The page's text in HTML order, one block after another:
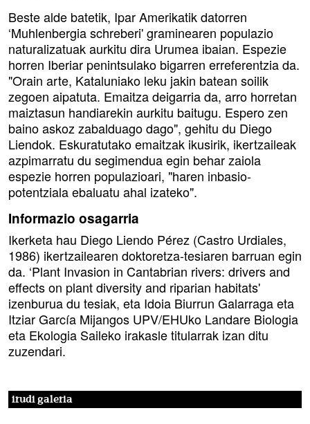
Beste alde batetik, Ipar Amerikatik datorren
‘Muhlenbergia schreberi' graminearen populazio
naturalizatuak aurkitu dira Urumea ibaian. Espezie
horren Iberiar penintsulako bigarren erreferentzia da.
"Orain arte, Kataluniako leku jakin batean soilik
zegoen aipatuta. Emaitza deigarria da, arro horretan
maiztasun handiarekin aurkitu baitugu. Espero zen
baino askoz zabalduago dago", gehitu du Diego
Liendok. Eskuratutako emaitzak ikusirik, ikertzaileak
azpimarratu du segimendua egin behar zaiola
espezie horren populazioari, "haren inbasio-
potentziala ebaluatu ahal izateko".
Informazio osagarria
Ikerketa hau Diego Liendo Pérez (Castro Urdiales,
1986) ikertzailearen doktoretza-tesiaren barruan egin
da. ‘Plant Invasion in Cantabrian rivers: drivers and
effects on plant diversity and riparian habitats'
izenburua du tesiak, eta Idoia Biurrun Galarraga eta
Itziar García Mijangos UPV/EHUko Landare Biologia
eta Ekologia Saileko irakasle titularrak izan ditu
zuzendari.
irudi galeria